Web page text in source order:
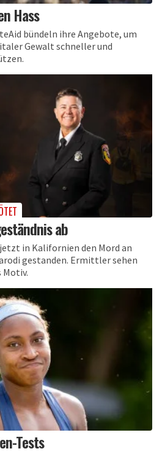
Hass
bündeln ihre Angebote, um
Gewalt schneller und
ab
in Kalifornien den Mord an
gestanden. Ermittler sehen
Tests